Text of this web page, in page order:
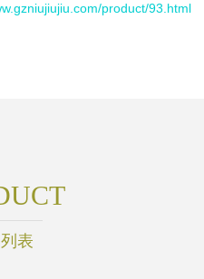
product/93.html
表